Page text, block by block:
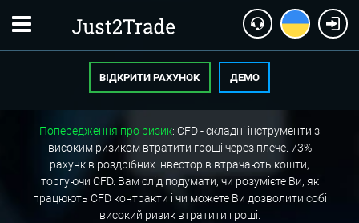
ВІДКРИТИ РАХУНОК ДЕМО
Попередження про ризик: CFD - складні інструменти з
високим ризиком втратити гроші через плече. 73%
рахунків роздрібних інвесторів втрачають кошти,
торгуючи CFD. Вам слід подумати, чи розумієте Ви, як
працюють CFD контракти і чи можете Ви дозволити собі
високий ризик втратити гроші.